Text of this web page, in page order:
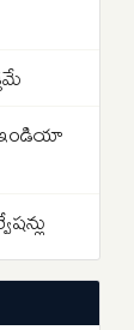
ఇండియా